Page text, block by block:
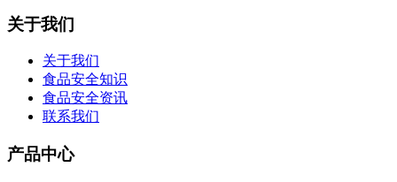
关于我们
关于我们
食品安全知识
食品安全资讯
联系我们
产品中心